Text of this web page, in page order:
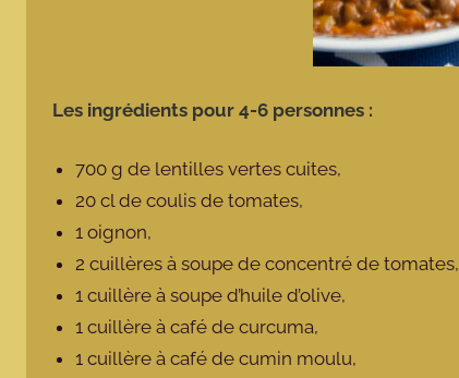
Les ingrédients pour 4-6 personnes :
700 g de lentilles vertes cuites,
20 cl de coulis de tomates,
1 oignon,
2 cuillères à soupe de concentré de tomates,
1 cuillère à soupe d’huile d’olive,
1 cuillère à café de curcuma,
1 cuillère à café de cumin moulu,